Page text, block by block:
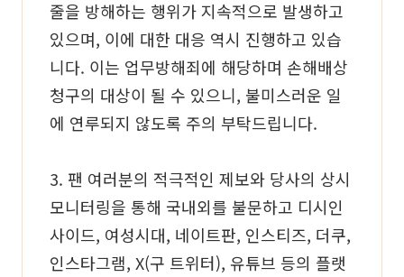
줄을 방해하는 행위가 지속적으로 발생하고
있으며, 이에 대한 대응 역시 진행하고 있습
니다. 이는 업무방해죄에 해당하며 손해배상
청구의 대상이 될 수 있으니, 불미스러운 일
에 연루되지 않도록 주의 부탁드립니다.
3. 팬 여러분의 적극적인 제보와 당사의 상시
모니터링을 통해 국내외를 불문하고 디시인
사이드, 여성시대, 네이트판, 인스티즈, 더쿠,
인스타그램, X(구 트위터), 유튜브 등의 플랫